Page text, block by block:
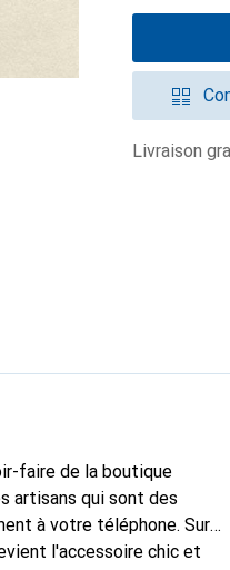
livraison
faire de la boutique
artisans qui sont des
à votre téléphone. Sur
l'accessoire chic et